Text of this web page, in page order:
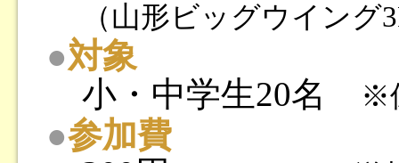
（山形ビッグウイング
●対象
小・中学生20名
※
●参加費